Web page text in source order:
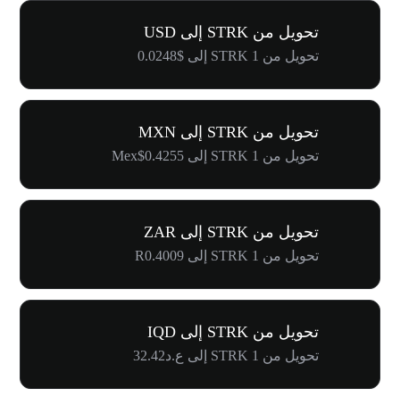
تحويل من STRK إلى USD
تحويل من 1 STRK إلى $0.0248
تحويل من STRK إلى MXN
تحويل من 1 STRK إلى Mex$0.4255
تحويل من STRK إلى ZAR
تحويل من 1 STRK إلى R0.4009
تحويل من STRK إلى IQD
تحويل من 1 STRK إلى ع.د32.42